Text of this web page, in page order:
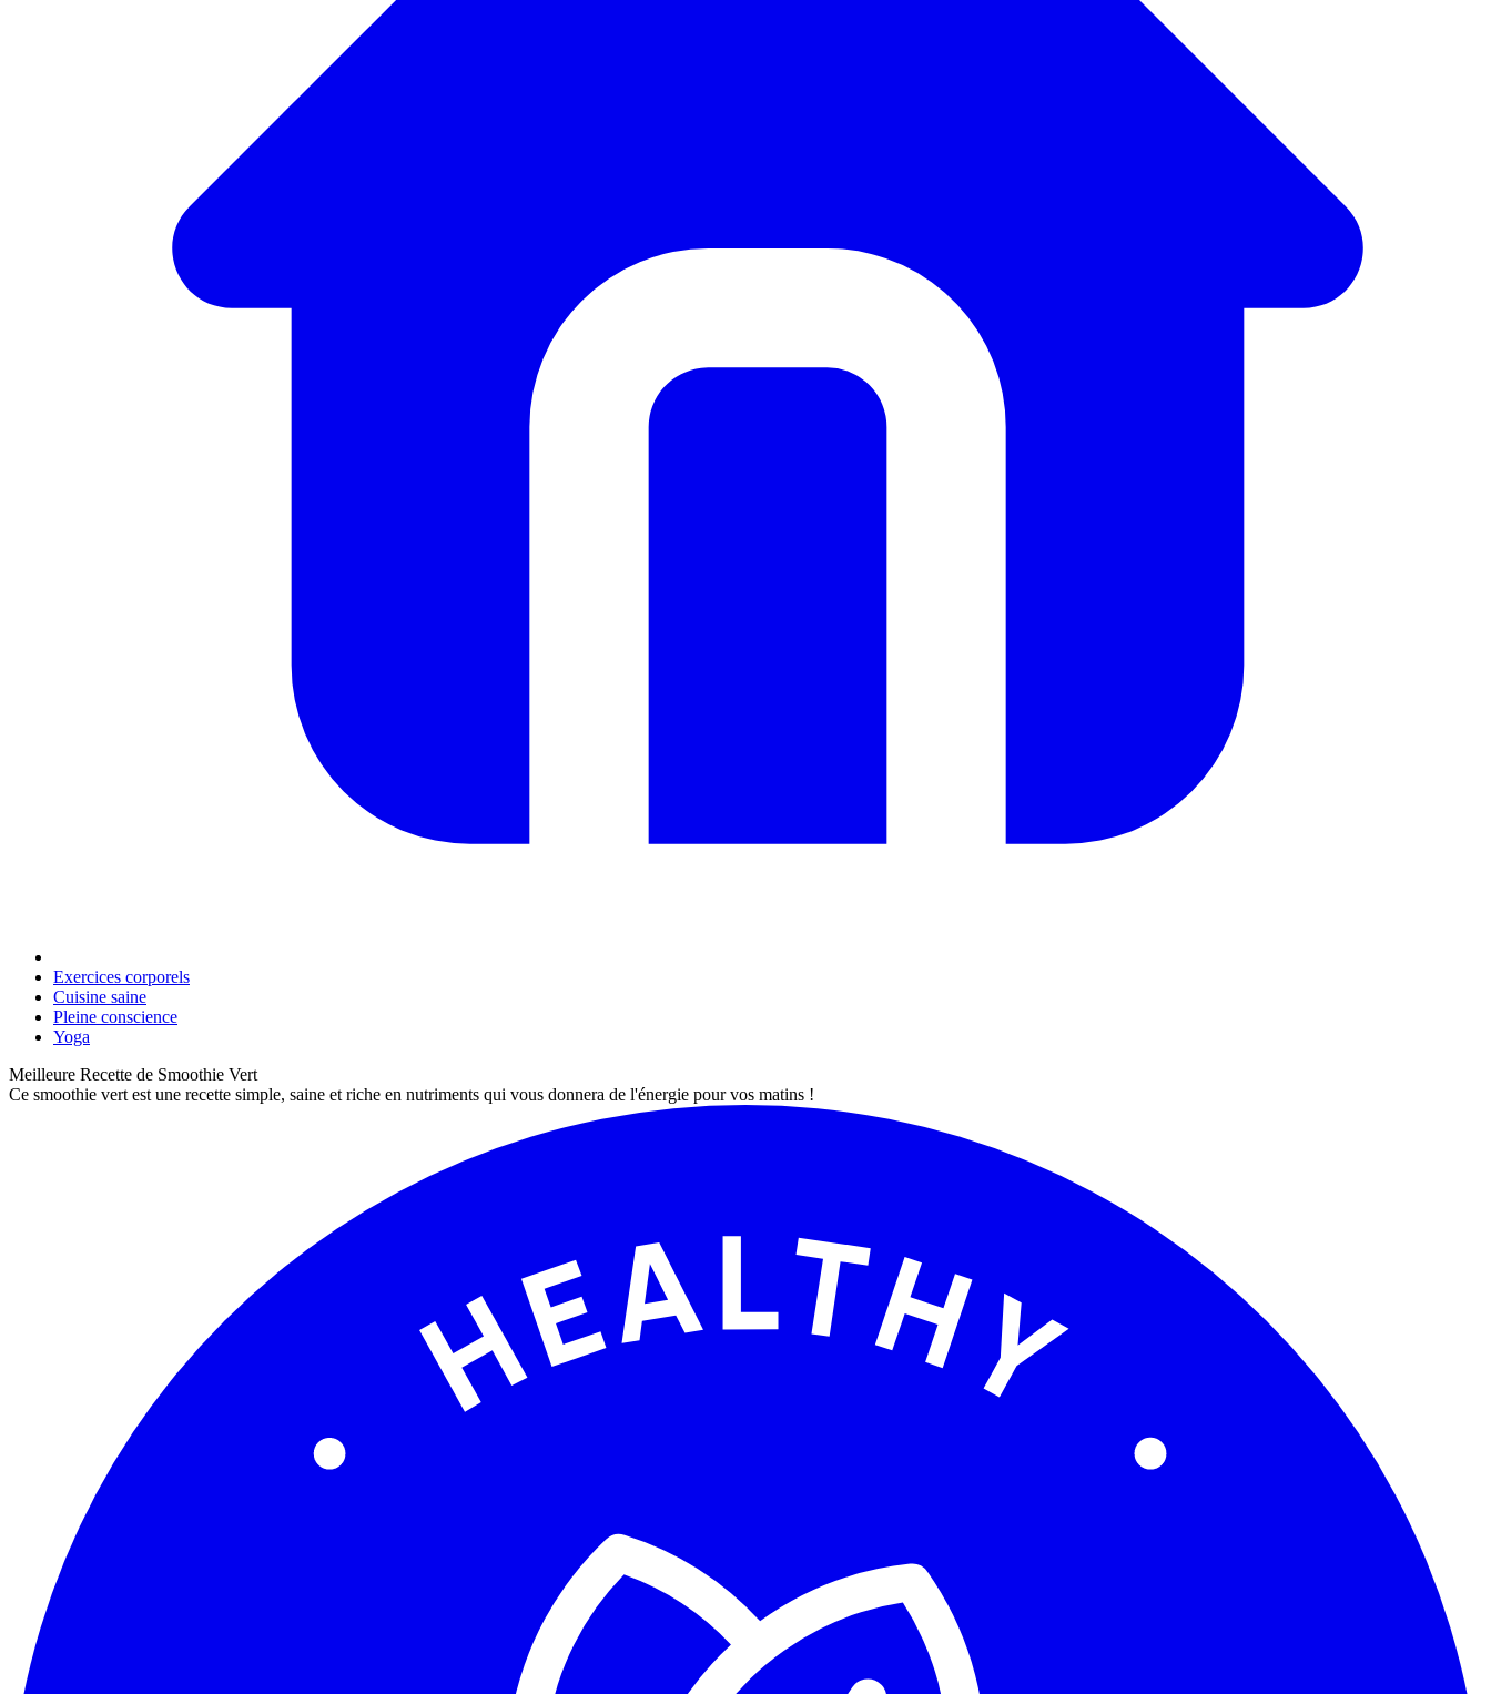
Exercices corporels
Cuisine saine
Pleine conscience
Yoga
Meilleure Recette de Smoothie Vert
Ce smoothie vert est une recette simple, saine et riche en nutriments qui vous donnera de l'énergie pour vos matins !